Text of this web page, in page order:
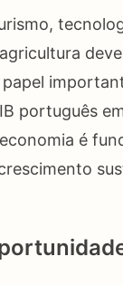
português
é